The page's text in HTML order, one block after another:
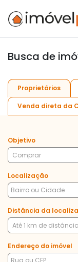
Busca de
Proprietários
Venda direta da
Objetivo
Localização
Distância da
Endereço do imóvel